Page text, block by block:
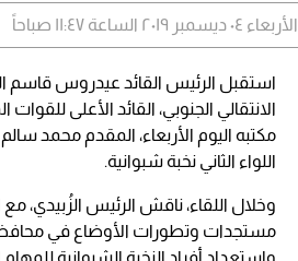
الأربعاء ٠٤ ديسمبر ٢٠١٩ الساعة ١١:٤٧ صباحاً
استقبل الرئيس القائد عيدروس قاسم
الانتقالي الجنوبي، القائد الأعلى
مكتبه اليوم الأربعاء، المقدم محمد
اللواء الثاني نخبة شبوانية.
وخلال اللقاء، ناقش الرئيس الزُبيدي، مع
مستجدات وتطورات الأوضاع في
واستعداد أفراد النخبة الشبوانية